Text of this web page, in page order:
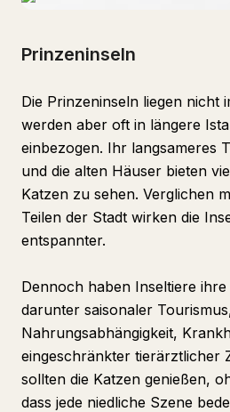
Prinzeninseln
Die Prinzeninseln liegen nicht
werden aber oft in längere
einbezogen. Ihr langsameres
und die alten Häuser bieten
Katzen zu sehen. Verglichen
Teilen der Stadt wirken die
entspannter.
Dennoch haben Inseltiere
darunter saisonaler
Nahrungsabhängigkeit,
eingeschränkter tierärztlicher
sollten die Katzen genießen,
dass jede niedliche Szene